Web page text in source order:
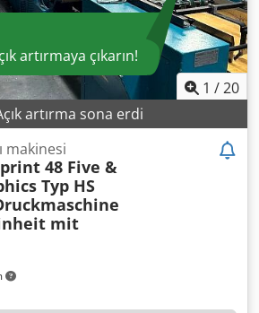
artırmaya çıkarın!
1 /20
artırma sona erdi
makinesi
48 Five &
Typ HS
mit